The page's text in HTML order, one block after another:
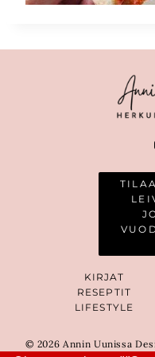
KIRJAT
RESEPTIT
LIFESTYLE
© 2026 Annin Uunissa